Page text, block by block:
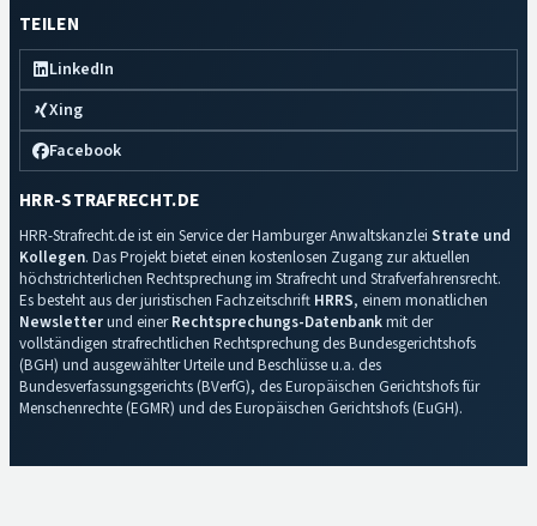
TEILEN
LinkedIn
Xing
Facebook
HRR-STRAFRECHT.DE
HRR-Strafrecht.de ist ein Service der Hamburger Anwaltskanzlei Strate und
Kollegen. Das Projekt bietet einen kostenlosen Zugang zur aktuellen
höchstrichterlichen Rechtsprechung im Strafrecht und Strafverfahrensrecht.
Es besteht aus der juristischen Fachzeitschrift HRRS, einem monatlichen
Newsletterund einerRechtsprechungs-Datenbankmit der
vollständigen strafrechtlichen Rechtsprechung des Bundesgerichtshofs
(BGH) und ausgewählter Urteile und Beschlüsse u.a. des
Bundesverfassungsgerichts (BVerfG), des Europäischen Gerichtshofs für
Menschenrechte (EGMR) und des Europäischen Gerichtshofs (EuGH).